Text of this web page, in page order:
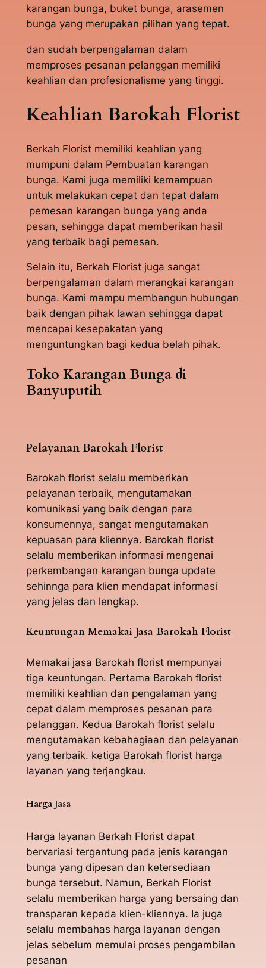
karangan bunga, buket bunga, arasemen
bunga yang merupakan pilihan yang tepat.
dan sudah berpengalaman dalam
memproses pesanan pelanggan memiliki
keahlian dan profesionalisme yang tinggi.
Keahlian Barokah Florist
Berkah Florist memiliki keahlian yang
mumpuni dalam Pembuatan karangan
bunga. Kami juga memiliki kemampuan
untuk melakukan cepat dan tepat dalam
pemesan karangan bunga yang anda
pesan, sehingga dapat memberikan hasil
yang terbaik bagi pemesan.
Selain itu, Berkah Florist juga sangat
berpengalaman dalam merangkai karangan
bunga. Kami mampu membangun hubungan
baik dengan pihak lawan sehingga dapat
mencapai kesepakatan yang
menguntungkan bagi kedua belah pihak.
Toko Karangan Bunga di
Banyuputih
Pelayanan Barokah Florist
Barokah florist selalu memberikan
pelayanan terbaik, mengutamakan
komunikasi yang baik dengan para
konsumennya, sangat mengutamakan
kepuasan para kliennya. Barokah florist
selalu memberikan informasi mengenai
perkembangan karangan bunga update
sehinnga para klien mendapat informasi
yang jelas dan lengkap.
Keuntungan Memakai Jasa Barokah Florist
Memakai jasa Barokah florist mempunyai
tiga keuntungan. Pertama Barokah florist
memiliki keahlian dan pengalaman yang
cepat dalam memproses pesanan para
pelanggan. Kedua Barokah florist selalu
mengutamakan kebahagiaan dan pelayanan
yang terbaik. ketiga Barokah florist harga
layanan yang terjangkau.
Harga Jasa
Harga layanan Berkah Florist dapat
bervariasi tergantung pada jenis karangan
bunga yang dipesan dan ketersediaan
bunga tersebut. Namun, Berkah Florist
selalu memberikan harga yang bersaing dan
transparan kepada klien-kliennya. Ia juga
selalu membahas harga layanan dengan
jelas sebelum memulai proses pengambilan
pesanan